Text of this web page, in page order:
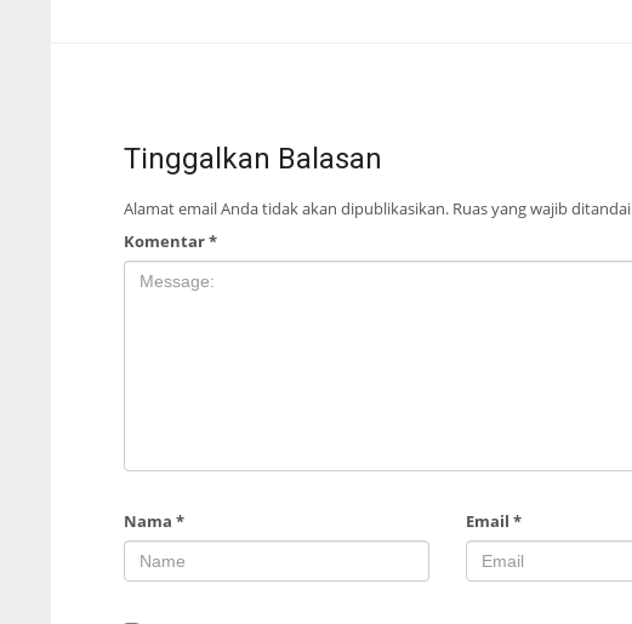
Tinggalkan Balasan
Alamat email Anda tidak akan dipublikasikan. Ruas yang wajib ditandai
Komentar*
Nama * Email*